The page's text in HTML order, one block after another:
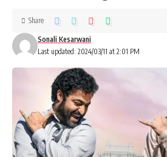
Last updated: 2024/03/11 at 2:01 PM
Sonali Kesarwani
Share